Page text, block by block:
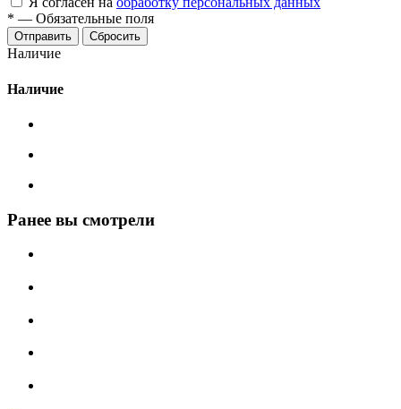
* — Обязательные поля
Сбросить
Наличие
Наличие
Ранее вы смотрели